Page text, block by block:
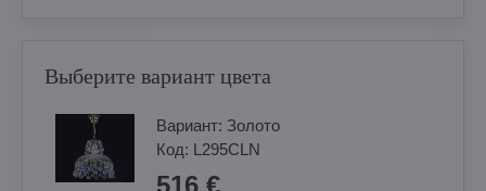
Выберите вариант цвета
Вариант: Золотo
Код: L295CLN
516 €